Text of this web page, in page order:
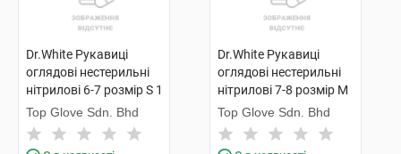
Dr.White Рукавиці
оглядові нестерильні
нітрилові 6-7 розмір S 1
пара
Top Glove Sdn. Bhd
Dr.White Рукавиці
оглядові нестерильні
нітрилові 7-8 розмір M
1 пара
Top Glove Sdn. Bhd